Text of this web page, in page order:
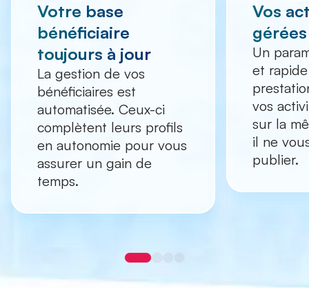
Votre base
bénéficiaire
toujours à jour
La gestion de vos
bénéficiaires est
automatisée. Ceux-ci
complètent leurs profils
en autonomie pour vous
assurer un gain de
temps.
Vos
Un
et
vos
sur la
il ne
publier.